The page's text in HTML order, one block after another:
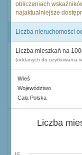
obliczeniach
najaktualniejsze
Liczba nieruchomości
Liczba mieszkań na
(oddanych do użytkowania
Wieś
Województwo
Cała Polska
Liczba